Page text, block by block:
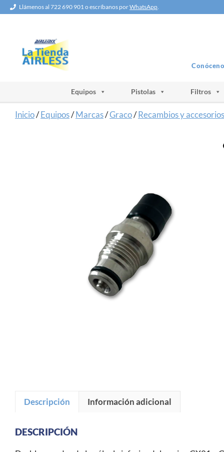
SaltarLlámenos al 722 690 901 o escríbanos porWhatsApp.
Equipos Pistolas Filtros
Inicio/Equipos/Marcas/Graco/Recambios y
Descripción Información adicional
DESCRIPCIÓN